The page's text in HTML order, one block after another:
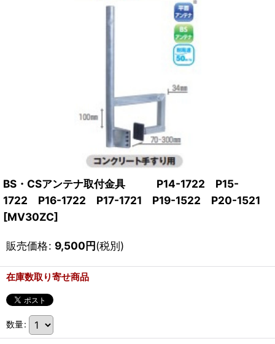
BS・CSアンテナ取付金具 P14-1722 P15-
1722 P16-1722 P17-1721 P19-1522 P20-1521
[MV30ZC]
販売価格: 9,500円(税別)
在庫数取り寄せ商品
数量: